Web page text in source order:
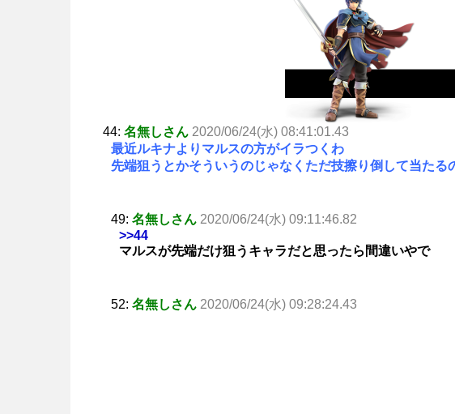
44: 名無しさん 2020/06/24(水) 08:41:01.43
最近ルキナよりマルスの方がイラつくわ
先端狙うとかそういうのじゃなくただ技擦り倒して当たる
49: 名無しさん 2020/06/24(水) 09:11:46.82
>>44
マルスが先端だけ狙うキャラだと思ったら間違いやで
52: 名無しさん 2020/06/24(水) 09:28:24.43